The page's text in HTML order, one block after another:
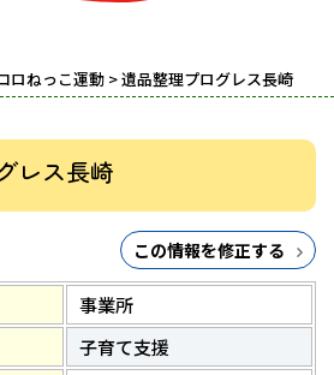
ロねっこ運動 > 遺品整理プログレス長崎
レス長崎
この情報を修正する
事業所
子育て支援